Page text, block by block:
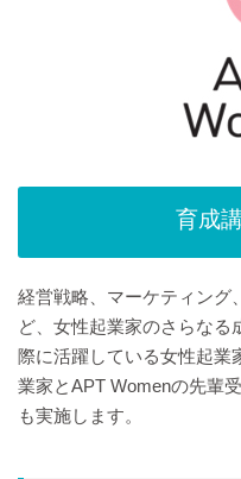
育成
経営戦略、マーケティング
ど、女性起業家のさらなる
際に活躍している女性起業
業家とAPT Womenの先輩
も実施します。